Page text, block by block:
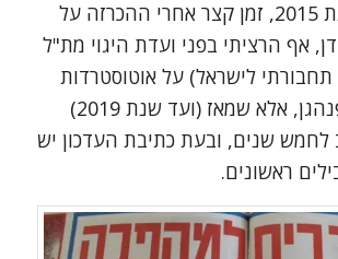
להרצליה. בשנת 2015, זמן קצר אחרי ההכרזה על
אף הרציתי בפני ועדת היגוי מת"ל
תחבורתי לישראל) על אוטוסטרדות
האופניים בקופנהגן, אלא שמאז (ועד שנת 2019)
לחמש שנים, ובעת כתיבת העדכון יש
ראשונים.